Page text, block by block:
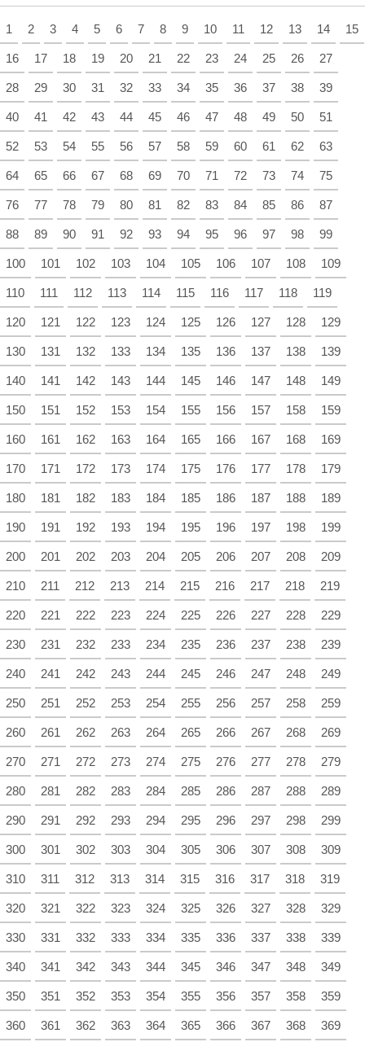
1 2 3 4 5 6 7 8 9 10 11 12 13 14 15
16 17 18 19 20 21 22 23 24 25 26 27
28 29 30 31 32 33 34 35 36 37 38 39
40 41 42 43 44 45 46 47 48 49 50 51
52 53 54 55 56 57 58 59 60 61 62 63
64 65 66 67 68 69 70 71 72 73 74 75
76 77 78 79 80 81 82 83 84 85 86 87
88 89 90 91 92 93 94 95 96 97 98 99
100 101 102 103 104 105 106 107 108 109
110 111 112 113 114 115 116 117 118 119
120 121 122 123 124 125 126 127 128 129
130 131 132 133 134 135 136 137 138 139
140 141 142 143 144 145 146 147 148 149
150 151 152 153 154 155 156 157 158 159
160 161 162 163 164 165 166 167 168 169
170 171 172 173 174 175 176 177 178 179
180 181 182 183 184 185 186 187 188 189
190 191 192 193 194 195 196 197 198 199
200 201 202 203 204 205 206 207 208 209
210 211 212 213 214 215 216 217 218 219
220 221 222 223 224 225 226 227 228 229
230 231 232 233 234 235 236 237 238 239
240 241 242 243 244 245 246 247 248 249
250 251 252 253 254 255 256 257 258 259
260 261 262 263 264 265 266 267 268 269
270 271 272 273 274 275 276 277 278 279
280 281 282 283 284 285 286 287 288 289
290 291 292 293 294 295 296 297 298 299
300 301 302 303 304 305 306 307 308 309
310 311 312 313 314 315 316 317 318 319
320 321 322 323 324 325 326 327 328 329
330 331 332 333 334 335 336 337 338 339
340 341 342 343 344 345 346 347 348 349
350 351 352 353 354 355 356 357 358 359
360 361 362 363 364 365 366 367 368 369